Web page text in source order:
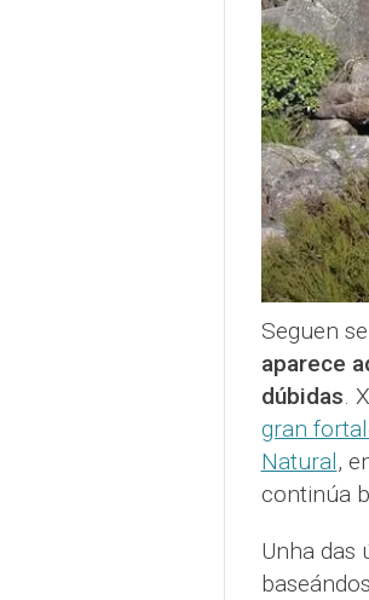
Seguen
aparece
dúbidas.
gran
Natural,
continúa
Unha das